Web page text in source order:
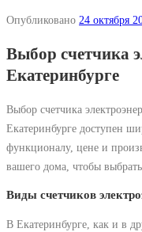
Опубликовано 24 октября
Выбор счетчика
Екатеринбурге
Выбор счетчика
Екатеринбурге доступен
функционалу, цене и
вашего дома, чтобы
Виды счетчиков
В Екатеринбурге, как и в